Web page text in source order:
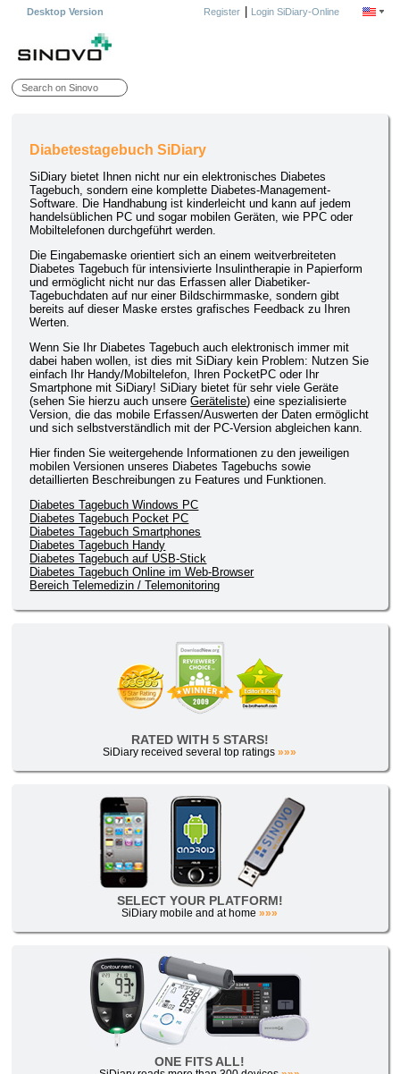
Desktop Version Register| Login SiDiary-Online
Diabetestagebuch SiDiary
SiDiary bietet Ihnen nicht nur ein elektronisches Diabetes
Tagebuch, sondern eine komplette Diabetes-Management-
Software. Die Handhabung ist kinderleicht und kann auf jedem
handelsüblichen PC und sogar mobilen Geräten, wie PPC oder
Mobiltelefonen durchgeführt werden.
Die Eingabemaske orientiert sich an einem weitverbreiteten
Diabetes Tagebuch für intensivierte Insulintherapie in Papierform
und ermöglicht nicht nur das Erfassen aller Diabetiker-
Tagebuchdaten auf nur einer Bildschirmmaske, sondern gibt
bereits auf dieser Maske erstes grafisches Feedback zu Ihren
Werten.
Wenn Sie Ihr Diabetes Tagebuch auch elektronisch immer mit
dabei haben wollen, ist dies mit SiDiary kein Problem: Nutzen Sie
einfach Ihr Handy/Mobiltelefon, Ihren PocketPC oder Ihr
Smartphone mit SiDiary! SiDiary bietet für sehr viele Geräte
(sehen Sie hierzu auch unsereGeräteliste) eine spezialisierte
Version, die das mobile Erfassen/Auswerten der Daten ermöglicht
und sich selbstverständlich mit der PC-Version abgleichen kann.
Hier finden Sie weitergehende Informationen zu den jeweiligen
mobilen Versionen unseres Diabetes Tagebuchs sowie
detaillierten Beschreibungen zu Features und Funktionen.
Diabetes Tagebuch Windows PC
Diabetes Tagebuch Pocket PC
Diabetes Tagebuch Smartphones
Diabetes Tagebuch Handy
Diabetes Tagebuch auf USB-Stick
Diabetes Tagebuch Online im Web-Browser
Bereich Telemedizin / Telemonitoring
RATED WITH 5 STARS!
SiDiary received several top ratings»»»
SELECT YOUR PLATFORM!
SiDiary mobile and at home»»»
ONE FITS ALL!